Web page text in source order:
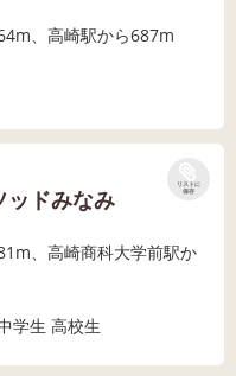
、高崎駅から687m
リストに
保存
ッドみなみ
、高崎商科大学前駅か
学生 高校生